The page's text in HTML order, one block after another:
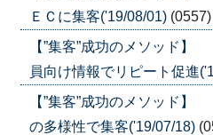
ＥＣに集客('19/08/01) (0557)
【”集客”成功のメソッド】
員向け情報でリピート促進
【”集客”成功のメソッド】
の多様性で集客('19/07/18)